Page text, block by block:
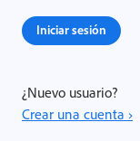
Iniciar sesión
¿Nuevo usuario?
Crear una cuenta ›